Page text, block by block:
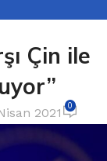
Çin ile
2021 0